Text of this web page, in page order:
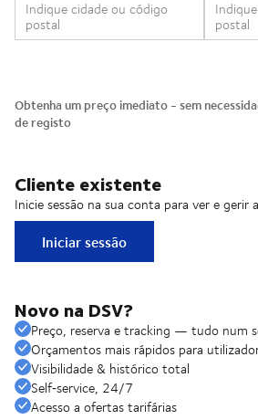
Cliente existente
Inicie sessão na sua conta para ver e gerir
Iniciar sessão
Novo na DSV?
Preço, reserva e tracking — tudo num
Orçamentos mais rápidos para
Visibilidade & histórico total
Self‑service, 24/7
Acesso a ofertas tarifárias